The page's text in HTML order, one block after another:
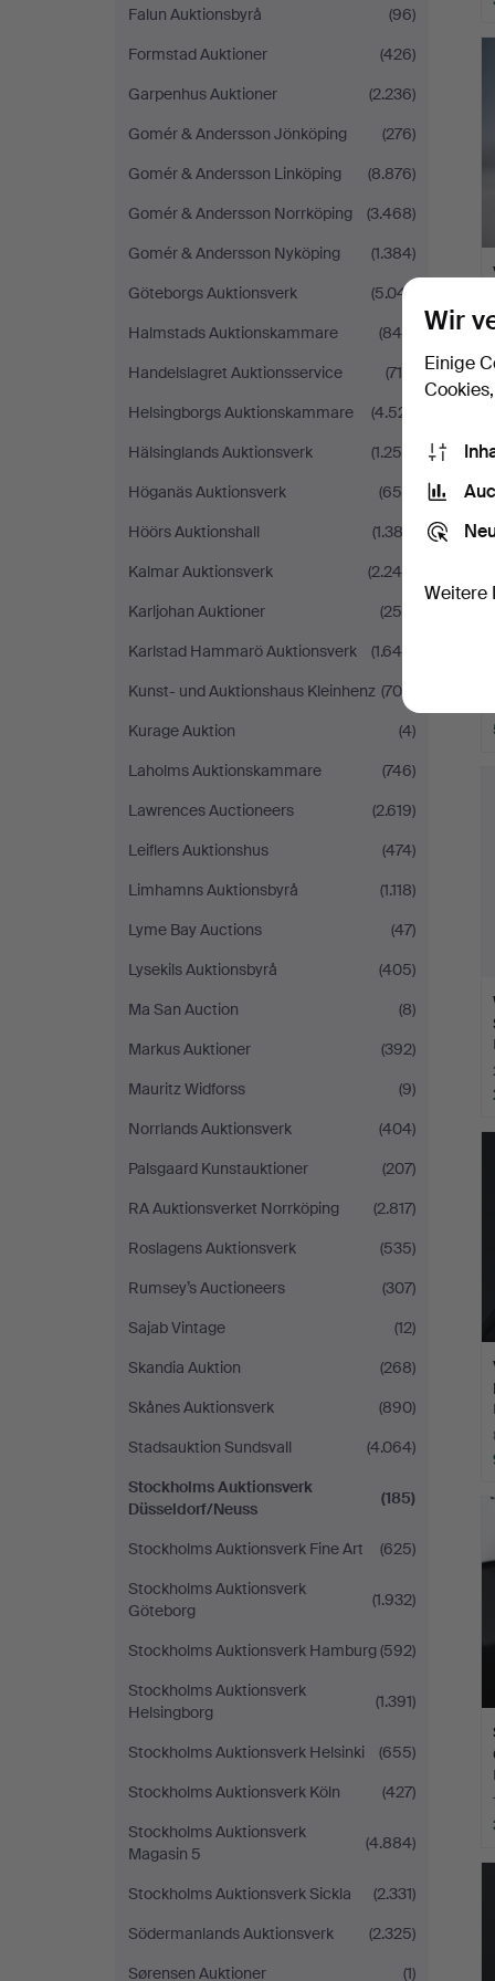
Falun Auktionsbyrå
(96)
Formstad Auktioner
(426)
Garpenhus Auktioner
(2.236)
Gomér & Andersson Jönköping
(276)
Gomér & Andersson Linköping
(8.876)
Gomér & Andersson Norrköping
(3.468)
Gomér & Andersson Nyköping
(1.384)
Göteborgs Auktionsverk
(5.041)
Halmstads Auktionskammare
(849)
Handelslagret Auktionsservice
(716)
Helsingborgs Auktionskammare
(4.521)
Hälsinglands Auktionsverk
(1.258)
Höganäs Auktionsverk
(656)
Höörs Auktionshall
(1.382)
Kalmar Auktionsverk
(2.246)
Karljohan Auktioner
(256)
Karlstad Hammarö Auktionsverk
(1.640)
Kunst- und Auktionshaus Kleinhenz (709)
Kurage Auktion
(4)
Laholms Auktionskammare
(746)
Lawrences Auctioneers
(2.619)
Leiflers Auktionshus
(474)
Limhamns Auktionsbyrå
(1.118)
Lyme Bay Auctions
(47)
Lysekils Auktionsbyrå
(405)
Ma San Auction
(8)
Markus Auktioner
(392)
Mauritz Widforss
(9)
Norrlands Auktionsverk
(404)
Palsgaard Kunstauktioner
(207)
RA Auktionsverket Norrköping
(2.817)
Roslagens Auktionsverk
(535)
Rumsey’s Auctioneers
(307)
Sajab Vintage
(12)
Skandia Auktion
(268)
Skånes Auktionsverk
(890)
Stadsauktion Sundsvall
(4.064)
Stockholms Auktionsverk
Düsseldorf/Neuss
(185)
Stockholms Auktionsverk Fine Art
(625)
Stockholms Auktionsverk
Göteborg
(1.932)
Stockholms Auktionsverk Hamburg(592)
Stockholms Auktionsverk
Helsingborg
(1.391)
Stockholms Auktionsverk Helsinki
(655)
Stockholms Auktionsverk Köln
(427)
Stockholms Auktionsverk
Magasin 5
(4.884)
Stockholms Auktionsverk Sickla
(2.331)
Södermanlands Auktionsverk
(2.325)
Sørensen Auktioner
(1)
Wir
Einige
Weitere